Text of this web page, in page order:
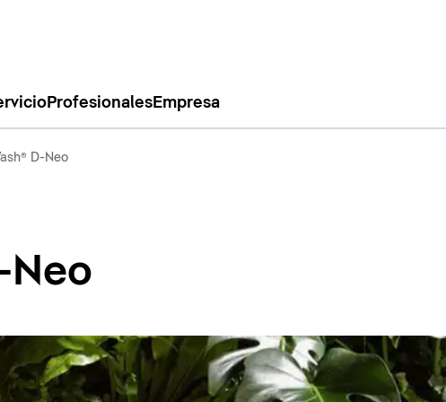
ProfesionalesEmpresa
D-Neo
Neo